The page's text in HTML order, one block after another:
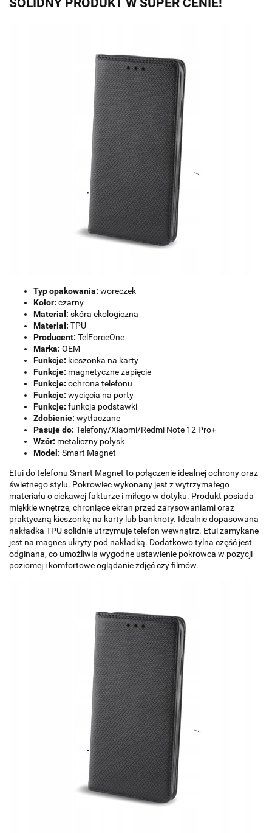
SOLIDNY PRODUKT W SUPER CENIE!
Typ opakowania: woreczek
Kolor: czarny
Materiał: skóra ekologiczna
Materiał: TPU
Producent: TelForceOne
Marka: OEM
Funkcje: kieszonka na karty
Funkcje: magnetyczne zapięcie
Funkcje: ochrona telefonu
Funkcje: wycięcia na porty
Funkcje: funkcja podstawki
Zdobienie: wytłaczane
Pasuje do: Telefony/Xiaomi/Redmi Note 12 Pro+
Wzór: metaliczny połysk
Model: Smart Magnet
Etui do telefonu Smart Magnet to połączenie idealnej ochrony oraz
świetnego stylu. Pokrowiec wykonany jest z wytrzymałego
materiału o ciekawej fakturze i miłego w dotyku. Produkt posiada
miękkie wnętrze, chroniące ekran przed zarysowaniami oraz
praktyczną kieszonkę na karty lub banknoty. Idealnie dopasowana
nakładka TPU solidnie utrzymuje telefon wewnątrz. Etui zamykane
jest na magnes ukryty pod nakładką. Dodatkowo tylna część jest
odginana, co umożliwia wygodne ustawienie pokrowca w pozycji
poziomej i komfortowe oglądanie zdjęć czy filmów.